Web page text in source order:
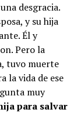
desgracia.
y su hija
Él y
Pero la
tuvo muerte
la vida de ese
muy
para salvar